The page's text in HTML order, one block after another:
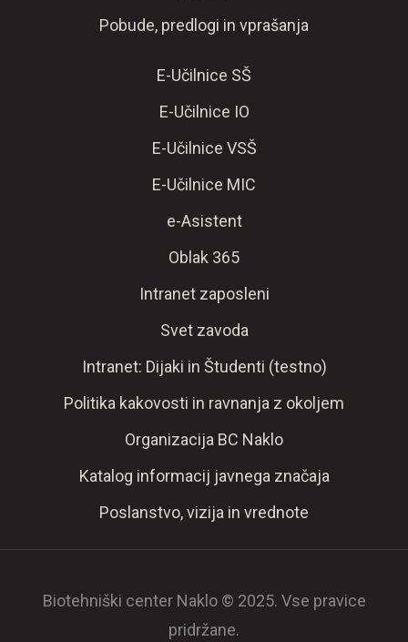
Pobude, predlogi in vprašanja
E-Učilnice SŠ
E-Učilnice IO
E-Učilnice VSŠ
E-Učilnice MIC
e-Asistent
Oblak 365
Intranet zaposleni
Svet zavoda
Intranet: Dijaki in Študenti (testno)
Politika kakovosti in ravnanja z okoljem
Organizacija BC Naklo
Katalog informacij javnega značaja
Poslanstvo, vizija in vrednote
Biotehniški center Naklo © 2025. Vse pravice
pridržane.